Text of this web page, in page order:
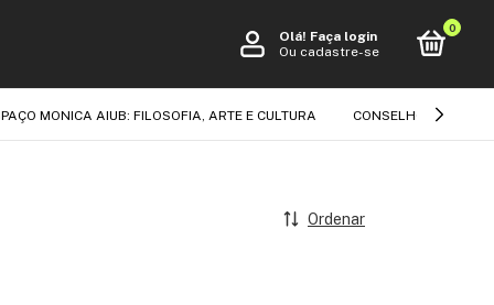
Olá! Faça login
Ou cadastre-se
0
MONICA AIUB: FILOSOFIA, ARTE E CULTURA CONSELHO
Ordenar